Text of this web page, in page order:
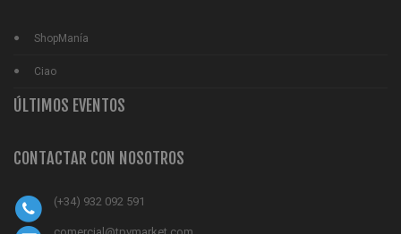
ShopManía
Ciao
ÚLTIMOS EVENTOS
CONTACTAR CON NOSOTROS
(+34) 932 092 591